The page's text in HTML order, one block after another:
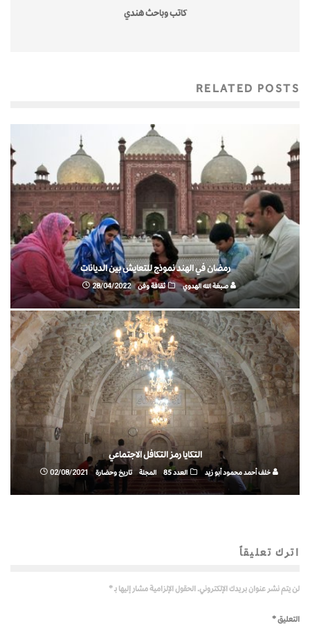
كاتب وباحث هندي
RELATED POSTS
رمضان في الهند نموذج للتعايش بين الديانات
صبغة الله الهدوي ثقافة وفن 28/04/2022
التكايا رمز التكافل الاجتماعي
خلف أحمد محمود أبو زيد العدد 85 المجلة تاريخ وحضارة 02/08/2021
اترك تعليقاً
لن يتم نشر عنوان بريدك الإلكتروني. الحقول الإلزامية مشار إليها بـ*
التعليق*